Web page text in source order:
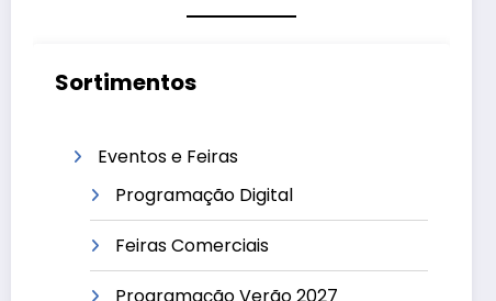
Sortimentos
Eventos e Feiras
Programação Digital
Feiras Comerciais
Programação Verão 2027